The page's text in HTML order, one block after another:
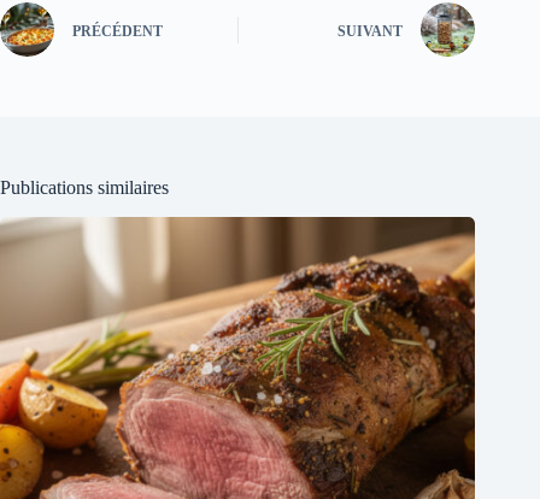
PRÉCÉDENT SUIVANT
Publications similaires